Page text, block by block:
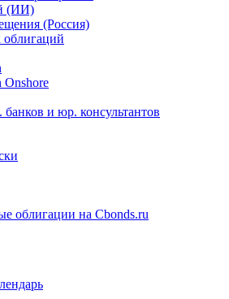
& Карты рынка
(ИИ)
(Россия)
и юр. консультантов
облигации на Cbonds.ru